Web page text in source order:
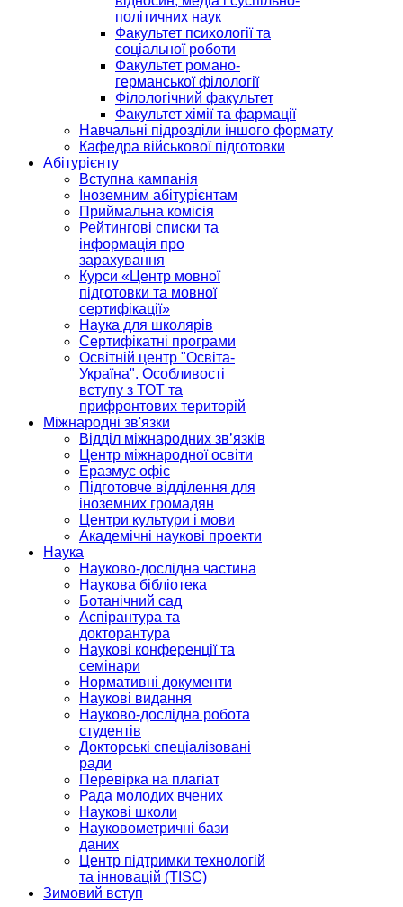
політичних наук
Факультет психології та
соціальної роботи
Факультет романо-
германської філології
Філологічний факультет
Факультет хімії та фармації
Навчальні підрозділи іншого формату
Кафедра військової підготовки
Абітурієнту
Вступна кампанія
Іноземним абітурієнтам
Приймальна комісія
Рейтингові списки та
інформація про
зарахування
Курси «Центр мовної
підготовки та мовної
сертифікації»
Наука для школярів
Сертифікатні програми
Освітній центр "Освіта-
Україна". Особливості
вступу з ТОТ та
прифронтових територій
Міжнародні зв'язки
Відділ міжнародних зв’язків
Центр міжнародної освіти
Еразмус офіс
Підготовче відділення для
іноземних громадян
Центри культури і мови
Академічні наукові проекти
Наука
Науково-дослідна частина
Наукова бібліотека
Ботанічний сад
Аспірантура та
докторантура
Наукові конференції та
семінари
Нормативні документи
Наукові видання
Науково-дослідна робота
студентів
Докторські спеціалізовані
ради
Перевірка на плагіат
Рада молодих вчених
Наукові школи
Науковометричні бази
даних
Центр підтримки технологій
та інновацій (TISC)
Зимовий вступ